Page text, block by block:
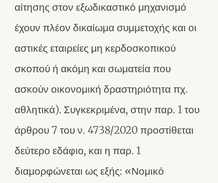
αίτησης στον εξωδικαστικό μηχανισμό
έχουν πλέον δικαίωμα συμμετοχής και οι
αστικές εταιρείες μη κερδοσκοπικού
σκοπού ή ακόμη και σωματεία που
ασκούν οικονομική δραστηριότητα πχ.
αθλητικά). Συγκεκριμένα, στην παρ. 1 του
άρθρου 7 του ν. 4738/2020 προστίθεται
δεύτερο εδάφιο, και η παρ. 1
διαμορφώνεται ως εξής: «Νομικό